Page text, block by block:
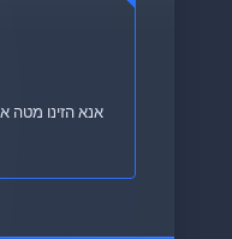
אנא הזינו מטה